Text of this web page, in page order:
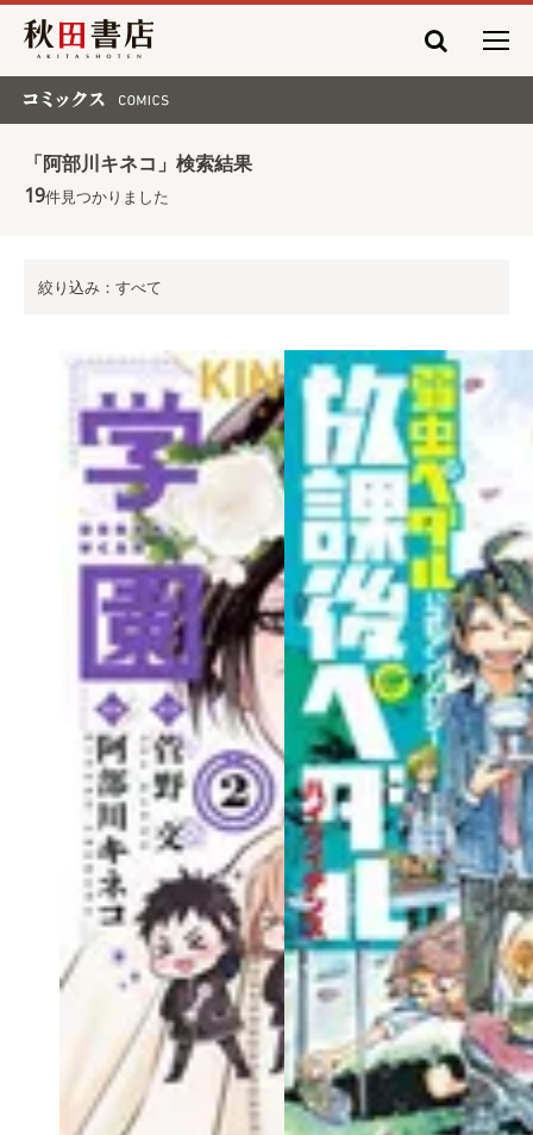
秋田書店
「阿部川キネコ」検索結果
19件見つかりました
絞り込み：すべて